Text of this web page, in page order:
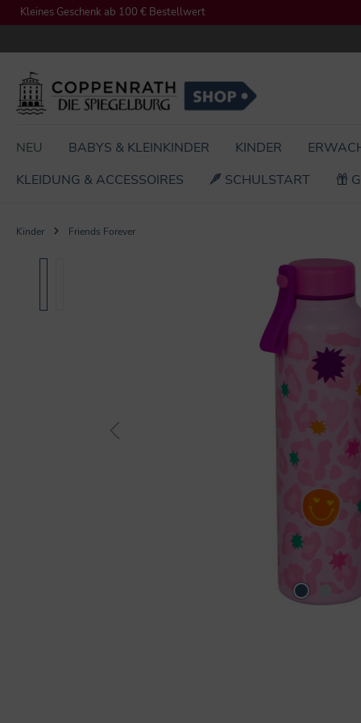
Zur Hauptnavigation springen
Kleines Geschenk ab 100 € Bestellwert
NEU BABYS & KLEINKINDER KINDER
KLEIDUNG & ACCESSOIRES
SCHULSTART
Kinder Friends Forever